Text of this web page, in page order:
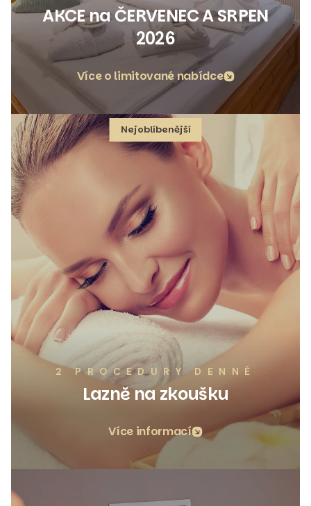
AKCE na ČERVENEC A SRPEN
2026
Více o limitované nabídce
Nejoblíbenější
2 PROCEDURY DENNĚ
Lazně na zkoušku
Více informací